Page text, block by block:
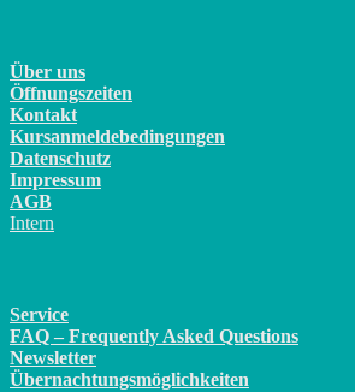
Über uns
Öffnungszeiten
Kontakt
Kursanmeldebedingungen
Datenschutz
Impressum
AGB
Intern
Service
FAQ – Frequently Asked Questions
Newsletter
Übernachtungsmöglichkeiten